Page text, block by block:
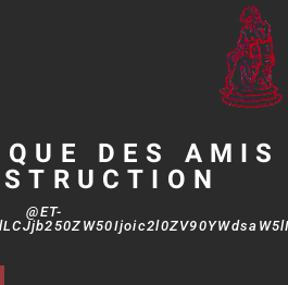
DES AMIS
@ET-